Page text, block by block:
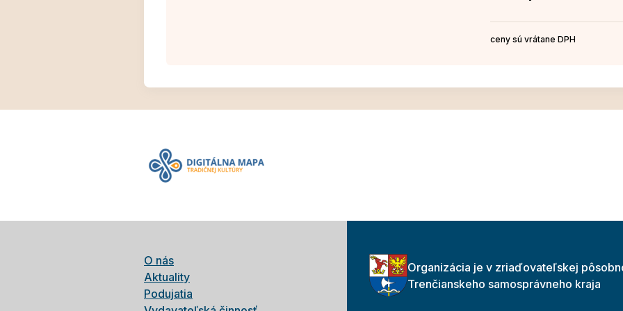
ceny sú vrátane DPH
O nás
Aktuality
Podujatia
Organizácia je v zriaďovateľskej
Trenčianskeho samosprávneho kraja